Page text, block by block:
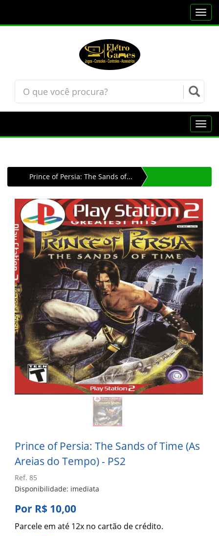
Prince of Persia: The Sands of...
Prince of Persia: The Sands of Time (As
Areias do Tempo) - PS2
Ref. 85
Disponibilidade: imediata
Por R$ 10,00
Parcele em até 12x no cartão de crédito.